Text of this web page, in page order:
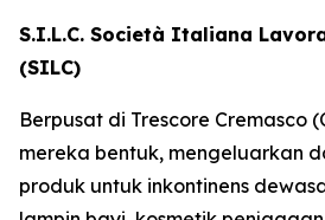
S.I.L.C. Società Italiana
(SILC)
Berpusat di Trescore Cremasco
mereka bentuk, mengeluarkan
produk untuk inkontinens